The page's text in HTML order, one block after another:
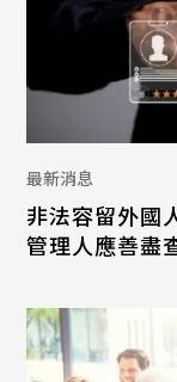
最新消息
非法容留外國
管理人應善盡